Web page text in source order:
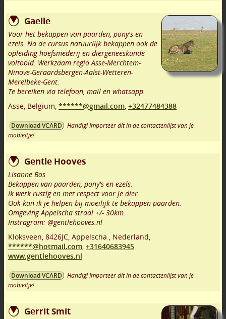
Gaelle
Voor het bekappen van paarden, pony's en
ezels. Na de cursus natuurlijk bekappen ook de
opleiding hoefsmederij en diergeneeskunde
voltooid. Werkzaam regio Asse-Merchtem-
Ninove-Geraardsbergen-Aalst-Wetteren-
Merelbeke-Gent.
Te bereiken via telefoon, mail en whatsapp.
Asse, Belgium, ******@gmail.com, +32477484388
Download VCARD
Handig! Importeer dit in de contactenlijst van je
mobieltje!
Gentle Hooves
Lisanne Bos
Bekappen van paarden, pony's en ezels.
Ik werk rustig en met respect voor je dier.
Ook kan ik je helpen bij moeilijk te bekappen paarden.
Omgeving Appelscha straal +/- 30km.
Instragram: @gentlehooves.nl
Kloksveen, 8426JC, Appelscha , Nederland,
******@hotmail.com, +31640683945
www.gentlehooves.nl
Download VCARD
Handig! Importeer dit in de contactenlijst van je
mobieltje!
Gerrit Smit